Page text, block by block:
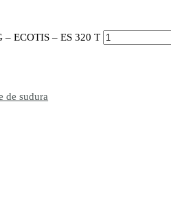
ECOTIS – ES 320 T
de sudura